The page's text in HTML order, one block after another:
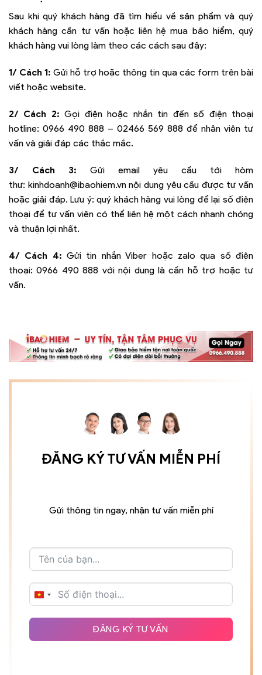
Sau khi quý khách hàng đã tìm hiểu về sản phẩm và quý
khách hàng cần tư vấn hoặc liên hệ mua bảo hiểm, quý
khách hàng vui lòng làm theo các cách sau đây:
1/ Cách 1: Gửi hỗ trợ hoặc thông tin qua các form trên bài
viết hoặc website.
2/ Cách 2: Gọi điện hoặc nhắn tin đến số điện thoại
hotline: 0966 490 888 – 02466 569 888 để nhân viên tư
vấn và giải đáp các thắc mắc.
3/ Cách 3: Gửi email yêu cầu tới hòm
thư: kinhdoanh@ibaohiem.vnnội dung yêu cầu được tư vấn
hoặc giải đáp. Lưu ý: quý khách hàng vui lòng để lại số điện
thoại để tư vấn viên có thể liên hệ một cách nhanh chóng
và thuận lợi nhất.
4/ Cách 4: Gửi tin nhắn Viber hoặc zalo qua số điện
thoại:0966 490 888 với nội dung là cần hỗ trợ hoặc tư
vấn.
ĐĂNG KÝ TƯ VẤN MIỄN PHÍ
Gửi thông tin ngay, nhận tư vấn miễn phí
VIETNAM
ĐĂNG KÝ TƯ VẤN